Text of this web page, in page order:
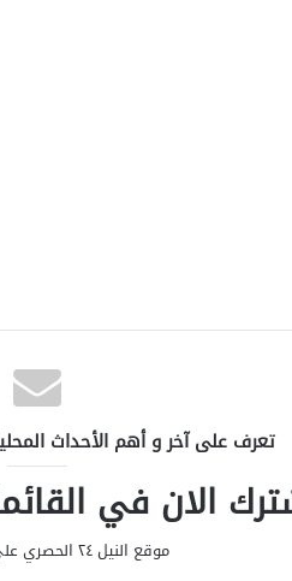
تعرف على آخر و أهم الأحداث
الان في
موقع النيل ٢٤ الحصري علي مدار الساعة